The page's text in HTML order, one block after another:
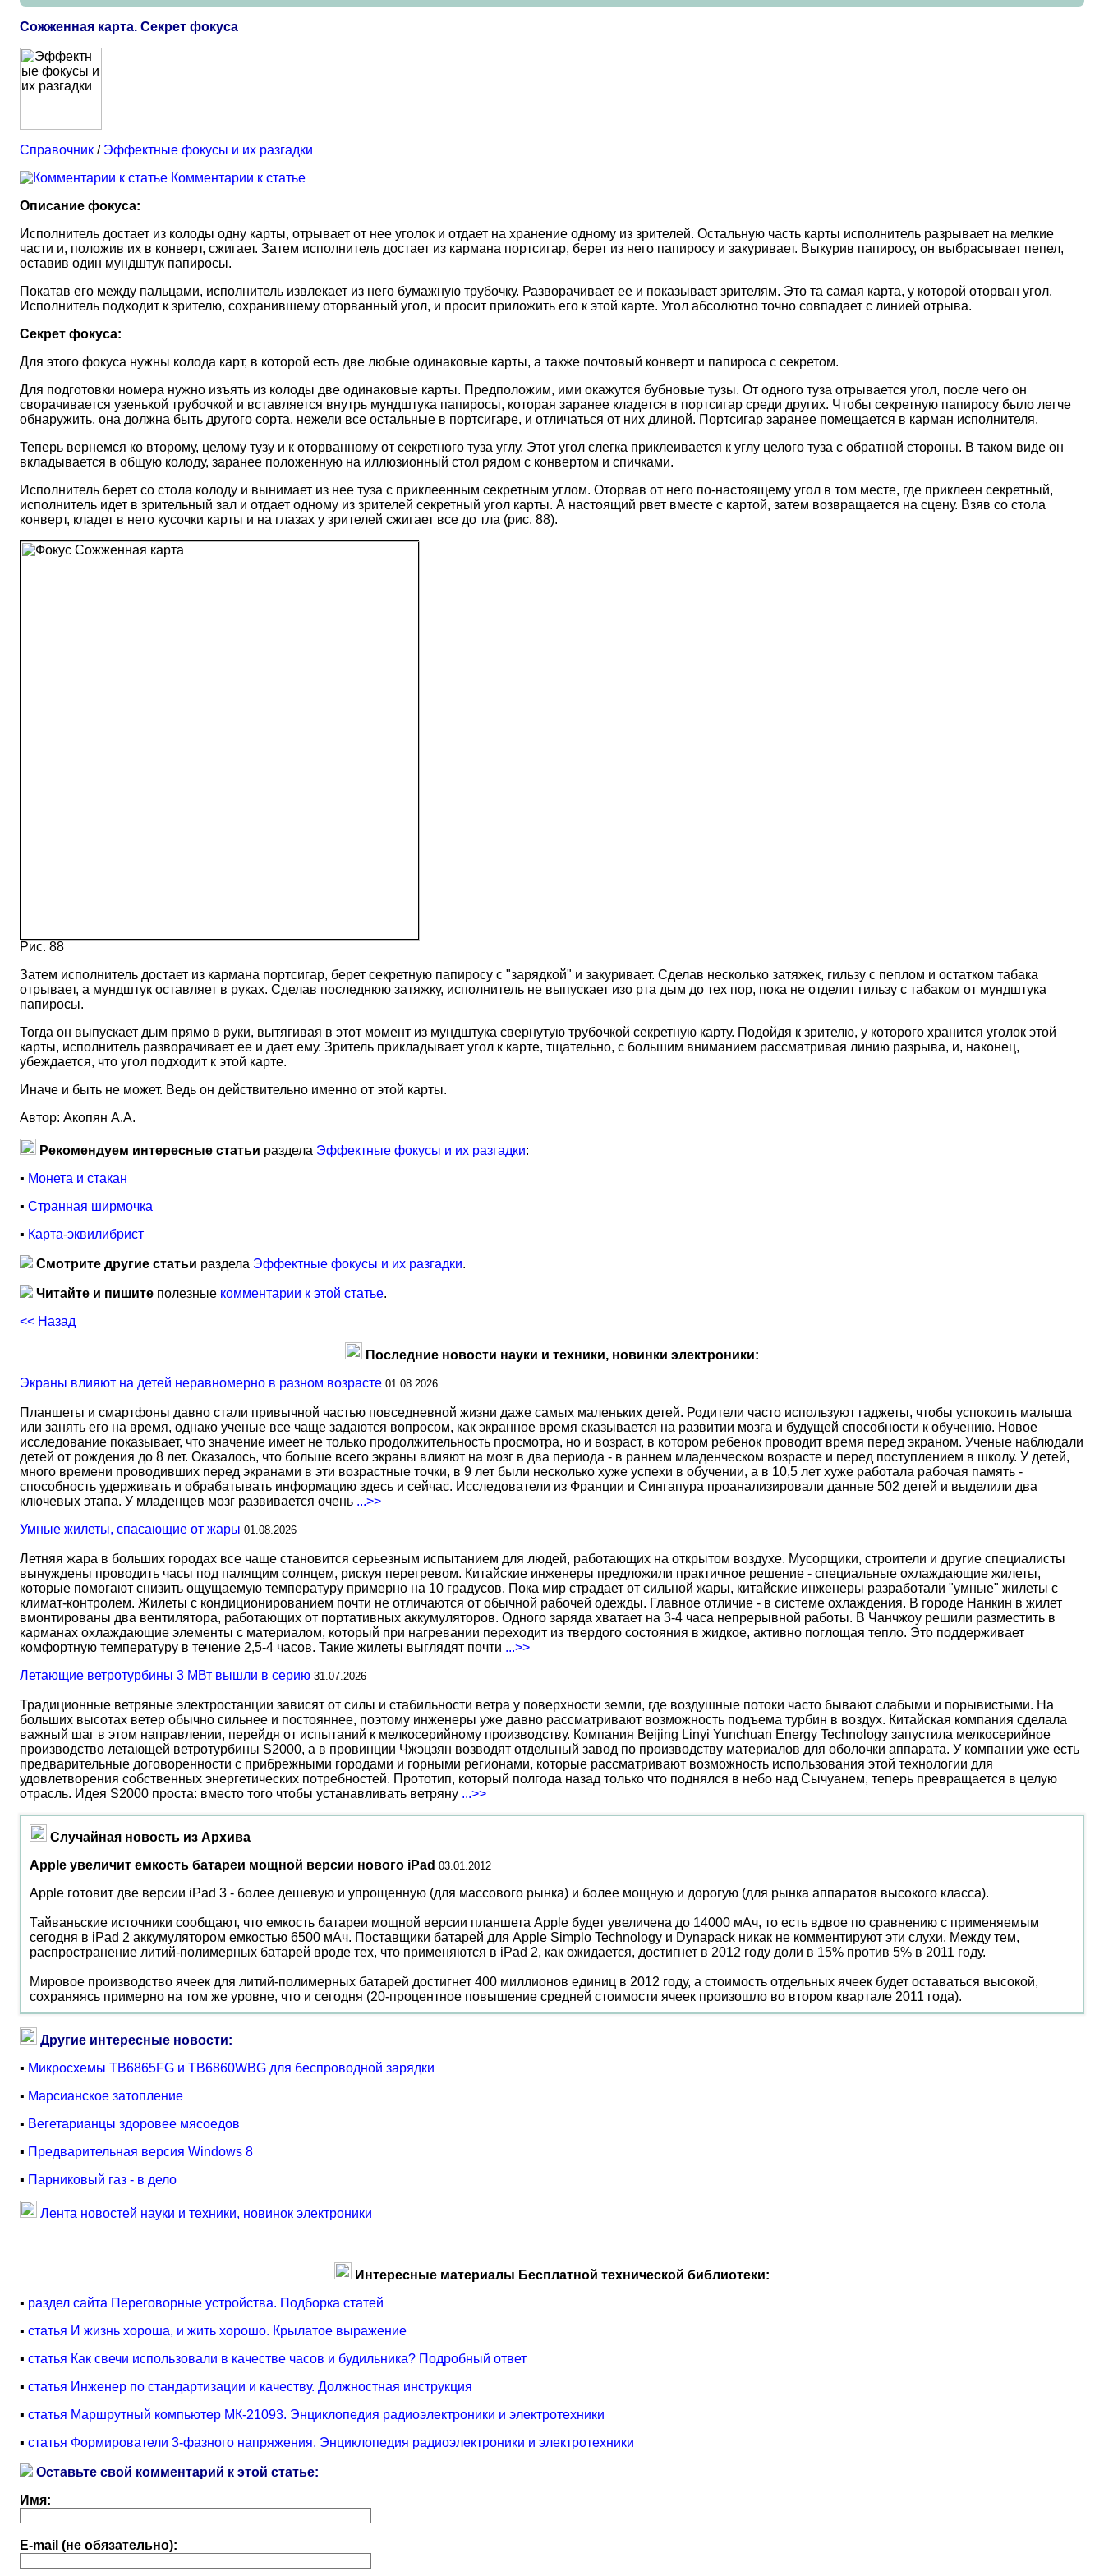
Сожженная карта. Секрет фокуса
Справочник / Эффектные фокусы и их разгадки
Комментарии к статье
Описание фокуса:
Исполнитель достает из колоды одну карты, отрывает от нее уголок и отдает на хранение одному из зрителей. Остальную часть карты исполнитель разрывает на мелкие
части и, положив их в конверт, сжигает. Затем исполнитель достает из кармана портсигар, берет из него папиросу и закуривает. Выкурив папиросу, он выбрасывает пепел,
оставив один мундштук папиросы.
Покатав его между пальцами, исполнитель извлекает из него бумажную трубочку. Разворачивает ее и показывает зрителям. Это та самая карта, у которой оторван угол.
Исполнитель подходит к зрителю, сохранившему оторванный угол, и просит приложить его к этой карте. Угол абсолютно точно совпадает с линией отрыва.
Секрет фокуса:
Для этого фокуса нужны колода карт, в которой есть две любые одинаковые карты, а также почтовый конверт и папироса с секретом.
Для подготовки номера нужно изъять из колоды две одинаковые карты. Предположим, ими окажутся бубновые тузы. От одного туза отрывается угол, после чего он
сворачивается узенькой трубочкой и вставляется внутрь мундштука папиросы, которая заранее кладется в портсигар среди других. Чтобы секретную папиросу было легче
обнаружить, она должна быть другого сорта, нежели все остальные в портсигаре, и отличаться от них длиной. Портсигар заранее помещается в карман исполнителя.
Теперь вернемся ко второму, целому тузу и к оторванному от секретного туза углу. Этот угол слегка приклеивается к углу целого туза с обратной стороны. В таком виде он
вкладывается в общую колоду, заранее положенную на иллюзионный стол рядом с конвертом и спичками.
Исполнитель берет со стола колоду и вынимает из нее туза с приклеенным секретным углом. Оторвав от него по-настоящему угол в том месте, где приклеен секретный,
исполнитель идет в зрительный зал и отдает одному из зрителей секретный угол карты. А настоящий рвет вместе с картой, затем возвращается на сцену. Взяв со стола
конверт, кладет в него кусочки карты и на глазах у зрителей сжигает все до тла (рис. 88).
Рис. 88
Затем исполнитель достает из кармана портсигар, берет секретную папиросу с "зарядкой" и закуривает. Сделав несколько затяжек, гильзу с пеплом и остатком табака
отрывает, а мундштук оставляет в руках. Сделав последнюю затяжку, исполнитель не выпускает изо рта дым до тех пор, пока не отделит гильзу с табаком от мундштука
папиросы.
Тогда он выпускает дым прямо в руки, вытягивая в этот момент из мундштука свернутую трубочкой секретную карту. Подойдя к зрителю, у которого хранится уголок этой
карты, исполнитель разворачивает ее и дает ему. Зритель прикладывает угол к карте, тщательно, с большим вниманием рассматривая линию разрыва, и, наконец,
убеждается, что угол подходит к этой карте.
Иначе и быть не может. Ведь он действительно именно от этой карты.
Автор: Акопян А.А.
Рекомендуем интересные статьи раздела Эффектные фокусы и их разгадки:
▪ Монета и стакан
▪ Странная ширмочка
▪ Карта-эквилибрист
Смотрите другие статьи раздела Эффектные фокусы и их разгадки.
Читайте и пишите полезные комментарии к этой статье.
<< Назад
Последние новости науки и техники, новинки электроники:
Экраны влияют на детей неравномерно в разном возрасте 01.08.2026
Планшеты и смартфоны давно стали привычной частью повседневной жизни даже самых маленьких детей. Родители часто используют гаджеты, чтобы успокоить малыша
или занять его на время, однако ученые все чаще задаются вопросом, как экранное время сказывается на развитии мозга и будущей способности к обучению. Новое
исследование показывает, что значение имеет не только продолжительность просмотра, но и возраст, в котором ребенок проводит время перед экраном. Ученые наблюдали
детей от рождения до 8 лет. Оказалось, что больше всего экраны влияют на мозг в два периода - в раннем младенческом возрасте и перед поступлением в школу. У детей,
много времени проводивших перед экранами в эти возрастные точки, в 9 лет были несколько хуже успехи в обучении, а в 10,5 лет хуже работала рабочая память -
способность удерживать и обрабатывать информацию здесь и сейчас. Исследователи из Франции и Сингапура проанализировали данные 502 детей и выделили два
ключевых этапа. У младенцев мозг развивается очень ...>>
Умные жилеты, спасающие от жары 01.08.2026
Летняя жара в больших городах все чаще становится серьезным испытанием для людей, работающих на открытом воздухе. Мусорщики, строители и другие специалисты
вынуждены проводить часы под палящим солнцем, рискуя перегревом. Китайские инженеры предложили практичное решение - специальные охлаждающие жилеты,
которые помогают снизить ощущаемую температуру примерно на 10 градусов. Пока мир страдает от сильной жары, китайские инженеры разработали "умные" жилеты с
климат-контролем. Жилеты с кондиционированием почти не отличаются от обычной рабочей одежды. Главное отличие - в системе охлаждения. В городе Нанкин в жилет
вмонтированы два вентилятора, работающих от портативных аккумуляторов. Одного заряда хватает на 3-4 часа непрерывной работы. В Чанчжоу решили разместить в
карманах охлаждающие элементы с материалом, который при нагревании переходит из твердого состояния в жидкое, активно поглощая тепло. Это поддерживает
комфортную температуру в течение 2,5-4 часов. Такие жилеты выглядят почти ...>>
Летающие ветротурбины 3 МВт вышли в серию 31.07.2026
Традиционные ветряные электростанции зависят от силы и стабильности ветра у поверхности земли, где воздушные потоки часто бывают слабыми и порывистыми. На
больших высотах ветер обычно сильнее и постояннее, поэтому инженеры уже давно рассматривают возможность подъема турбин в воздух. Китайская компания сделала
важный шаг в этом направлении, перейдя от испытаний к мелкосерийному производству. Компания Beijing Linyi Yunchuan Energy Technology запустила мелкосерийное
производство летающей ветротурбины S2000, а в провинции Чжэцзян возводят отдельный завод по производству материалов для оболочки аппарата. У компании уже есть
предварительные договоренности с прибрежными городами и горными регионами, которые рассматривают возможность использования этой технологии для
удовлетворения собственных энергетических потребностей. Прототип, который полгода назад только что поднялся в небо над Сычуанем, теперь превращается в целую
отрасль. Идея S2000 проста: вместо того чтобы устанавливать ветряну ...>>
Случайная новость из Архива
Apple увеличит емкость батареи мощной версии нового iPad 03.01.2012
Apple готовит две версии iPad 3 - более дешевую и упрощенную (для массового рынка) и более мощную и дорогую (для рынка аппаратов высокого класса).
Тайваньские источники сообщают, что емкость батареи мощной версии планшета Apple будет увеличена до 14000 мАч, то есть вдвое по сравнению с применяемым
сегодня в iPad 2 аккумулятором емкостью 6500 мАч. Поставщики батарей для Apple Simplo Technology и Dynapack никак не комментируют эти слухи. Между тем,
распространение литий-полимерных батарей вроде тех, что применяются в iPad 2, как ожидается, достигнет в 2012 году доли в 15% против 5% в 2011 году.
Мировое производство ячеек для литий-полимерных батарей достигнет 400 миллионов единиц в 2012 году, а стоимость отдельных ячеек будет оставаться высокой,
сохраняясь примерно на том же уровне, что и сегодня (20-процентное повышение средней стоимости ячеек произошло во втором квартале 2011 года).
Другие интересные новости:
▪ Микросхемы TB6865FG и TB6860WBG для беспроводной зарядки
▪ Марсианское затопление
▪ Вегетарианцы здоровее мясоедов
▪ Предварительная версия Windows 8
▪ Парниковый газ - в дело
Лента новостей науки и техники, новинок электроники
Интересные материалы Бесплатной технической библиотеки:
▪ раздел сайта Переговорные устройства. Подборка статей
▪ статья И жизнь хороша, и жить хорошо. Крылатое выражение
▪ статья Как свечи использовали в качестве часов и будильника? Подробный ответ
▪ статья Инженер по стандартизации и качеству. Должностная инструкция
▪ статья Маршрутный компьютер МК-21093. Энциклопедия радиоэлектроники и электротехники
▪ статья Формирователи 3-фазного напряжения. Энциклопедия радиоэлектроники и электротехники
Оставьте свой комментарий к этой статье:
Имя:
E-mail (не обязательно):